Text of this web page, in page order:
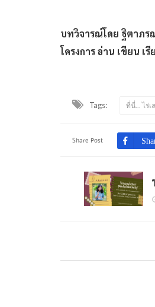
บทวิจารณ์โดย ฐิตาภร
โครงการ อ่าน เขียน เ
Tags: ที่นี่... ไร่
Share Post